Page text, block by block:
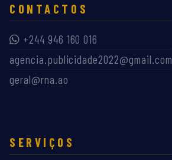
CONTACTOS
+244 946 160 016
agencia.publicidade2022@gmail.com
geral@rna.ao
SERVIÇOS